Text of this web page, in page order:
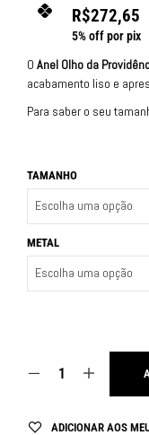
R$272,65
5% off por pix
O Anel Olho da
acabamento liso e
Para saber o seu
TAMANHO
METAL
ADICIONAR AOS